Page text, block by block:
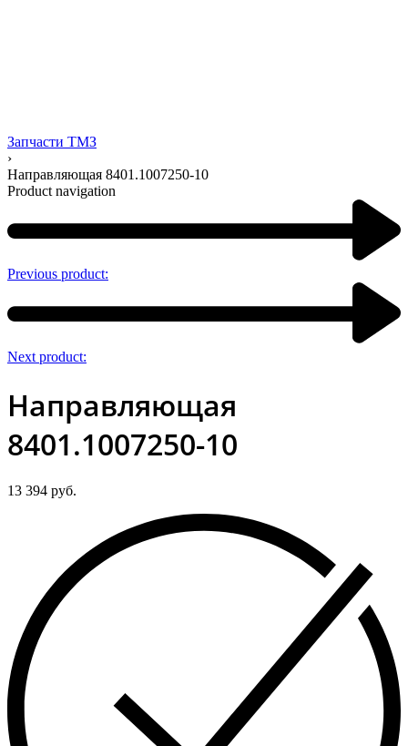
Запчасти ТМЗ
›
Направляющая 8401.1007250-10
Product navigation
Previous product:
Next product:
Направляющая
8401.1007250-10
13 394 руб.